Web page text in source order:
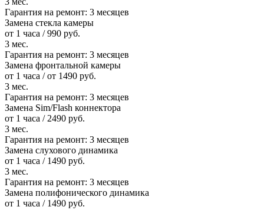
Гарантия на ремонт: 3 месяцев
Замена стекла камеры
от 1 часа / 990 руб.
3 мес.
Гарантия на ремонт: 3 месяцев
Замена фронтальной камеры
от 1 часа / от 1490 руб.
3 мес.
Гарантия на ремонт: 3 месяцев
Замена Sim/Flash коннектора
от 1 часа / 2490 руб.
3 мес.
Гарантия на ремонт: 3 месяцев
Замена слухового динамика
от 1 часа / 1490 руб.
3 мес.
Гарантия на ремонт: 3 месяцев
Замена полифонического динамика
от 1 часа / 1490 руб.